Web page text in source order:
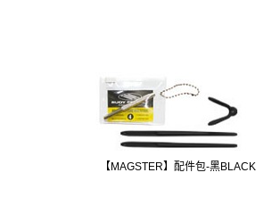
【MAGSTER】配件包-黑BLACK